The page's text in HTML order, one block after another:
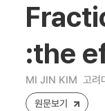
:the
MI JIN KIM 고려
원문보기